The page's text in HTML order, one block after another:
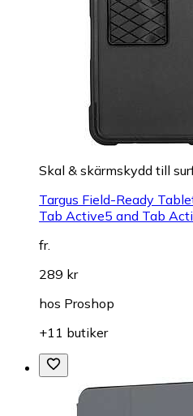
Skal & skärmskydd till
Targus Field-Ready
Tab Active5 and Tab
fr.
289 kr
hos Proshop
+11 butiker